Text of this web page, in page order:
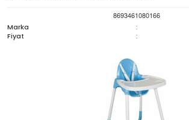
8693461080166
Marka
:
Fiyat :